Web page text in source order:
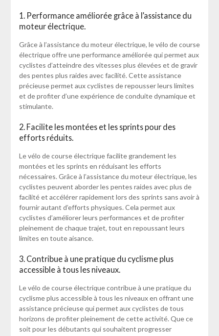
1. Performance améliorée grâce à l’assistance du
moteur électrique.
Grâce à l’assistance du moteur électrique, le vélo de course
électrique offre une performance améliorée qui permet aux
cyclistes d’atteindre des vitesses plus élevées et de gravir
des pentes plus raides avec facilité. Cette assistance
précieuse permet aux cyclistes de repousser leurs limites
et de profiter d’une expérience de conduite dynamique et
stimulante.
2. Facilite les montées et les sprints pour des
efforts réduits.
Le vélo de course électrique facilite grandement les
montées et les sprints en réduisant les efforts
nécessaires. Grâce à l’assistance du moteur électrique, les
cyclistes peuvent aborder les pentes raides avec plus de
facilité et accélérer rapidement lors des sprints sans avoir à
fournir autant d’efforts physiques. Cela permet aux
cyclistes d’améliorer leurs performances et de profiter
pleinement de chaque trajet, tout en repoussant leurs
limites en toute aisance.
3. Contribue à une pratique du cyclisme plus
accessible à tous les niveaux.
Le vélo de course électrique contribue à une pratique du
cyclisme plus accessible à tous les niveaux en offrant une
assistance précieuse qui permet aux cyclistes de tous
horizons de profiter pleinement de cette activité. Que ce
soit pour les débutants qui souhaitent progresser